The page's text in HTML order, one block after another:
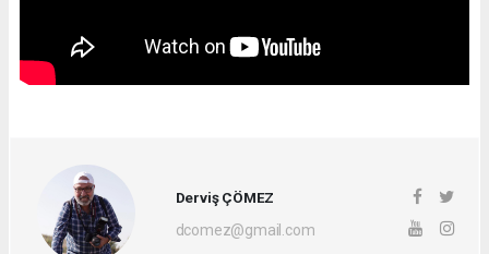
Derviş ÇÖMEZ
dcomez@gmail.com